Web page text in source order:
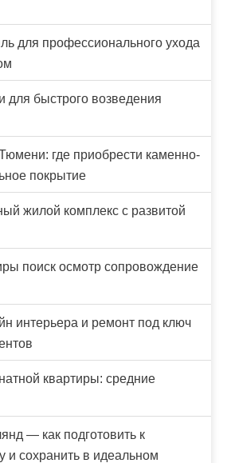
для профессионального ухода
для быстрого возведения
где приобрести каменно-
покрытие
жилой комплекс с развитой
поиск осмотр сопровождение
интерьера и ремонт под ключ
квартиры: средние
— как подготовить к
и сохранить в идеальном